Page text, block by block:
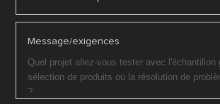
Message/exigences